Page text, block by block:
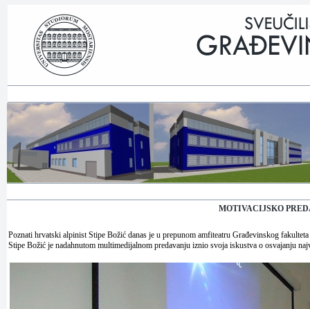
MOTIVACIJSKO
Poznati hrvatski alpinist Stipe Božić danas je u prepunom amfiteatru Građevinskog
Stipe Božić je nadahnutom multimedijalnom predavanju iznio svoja iskustva o osvajanju